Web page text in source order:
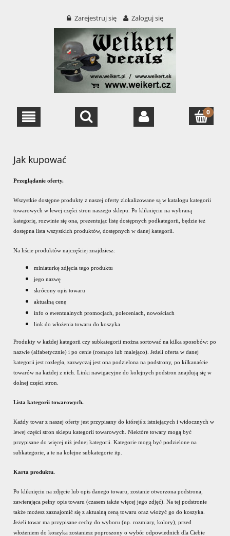
Zarejestruj się Zaloguj się
Jak kupować
Przeglądanie oferty.
Wszystkie dostępne produkty z naszej oferty zlokalizowane są w katalogu kategorii
towarowych w lewej części stron naszego sklepu. Po kliknięciu na wybraną
kategorię, rozwinie się ona, prezentując listę dostępnych podkategorii, będzie też
dostępna lista wszystkich produktów, dostępnych w danej kategorii.
Na liście produktów najczęściej znajdziesz:
miniaturkę zdjęcia tego produktu
jego nazwę
skrócony opis towaru
aktualną cenę
info o ewentualnych promocjach, poleceniach, nowościach
link do włożenia towaru do koszyka
Produkty w każdej kategorii czy subkategorii można sortować na kilka sposobów: po
nazwie (alfabetycznie) i po cenie (rosnąco lub malejąco). Jeżeli oferta w danej
kategorii jest rozległa, zazwyczaj jest ona podzielona na podstrony, po kilkanaście
towarów na każdej z nich. Linki nawigacyjne do kolejnych podstron znajdują się w
dolnej części stron.
Lista kategorii towarowych.
Każdy towar z naszej oferty jest przypisany do którejś z istniejących i widocznych w
lewej części stron sklepu kategorii towarowych. Niektóre towary mogą być
przypisane do więcej niż jednej kategorii. Kategorie mogą być podzielone na
subkategorie, a te na kolejne subkategorie itp.
Karta produktu.
Po kliknięciu na zdjęcie lub opis danego towaru, zostanie otworzona podstrona,
zawierająca pełny opis towaru (czasem także więcej jego zdjęć). Na tej podstronie
także możesz zaznajomić się z aktualną ceną towaru oraz włożyć go do koszyka.
Jeżeli towar ma przypisane cechy do wyboru (np. rozmiary, kolory), przed
włożeniem do koszyka zostaniesz poproszony o wybór odpowiednich dla Ciebie